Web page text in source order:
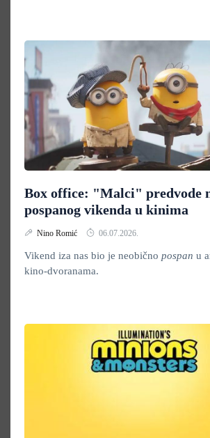
Box office: "Malci" predvode
pospanog vikenda u kinima
Nino Romić 06.07.2026.
Vikend iza nas bio je neobično pospan u
kino-dvoranama.